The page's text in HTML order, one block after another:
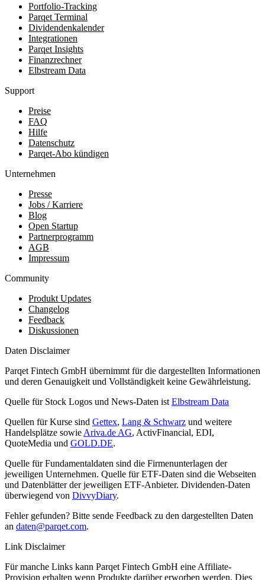
Portfolio-Tracking
Parqet Terminal
Dividendenkalender
Integrationen
Parqet Insights
Finanzrechner
Elbstream Data
Support
Preise
FAQ
Hilfe
Datenschutz
Parqet-Abo kündigen
Unternehmen
Presse
Jobs / Karriere
Blog
Open Startup
Partnerprogramm
AGB
Impressum
Community
Produkt Updates
Changelog
Feedback
Diskussionen
Daten Disclaimer
Parqet Fintech GmbH übernimmt für die dargestellten Informationen
und deren Genauigkeit und Vollständigkeit keine Gewährleistung.
Quelle für Stock Logos und News-Daten ist Elbstream Data
Quellen für Kurse sind Gettex, Lang & Schwarz und weitere
Handelsplätze sowie Ariva.de AG, ActivFinancial, EDI,
QuoteMedia und GOLD.DE.
Quelle für Fundamentaldaten sind die Firmenunterlagen der
jeweiligen Unternehmen. Quelle für ETF-Daten sind die Webseiten
und Datenblätter der jeweiligen ETF-Anbieter. Dividenden-Daten
überwiegend von DivvyDiary.
Fehler gefunden? Bitte sende Feedback zu den dargestellten Daten
an daten@parqet.com.
Link Disclaimer
Für manche Links kann Parqet Fintech GmbH eine Affiliate-
Provision erhalten wenn Produkte darüber erworben werden. Dies